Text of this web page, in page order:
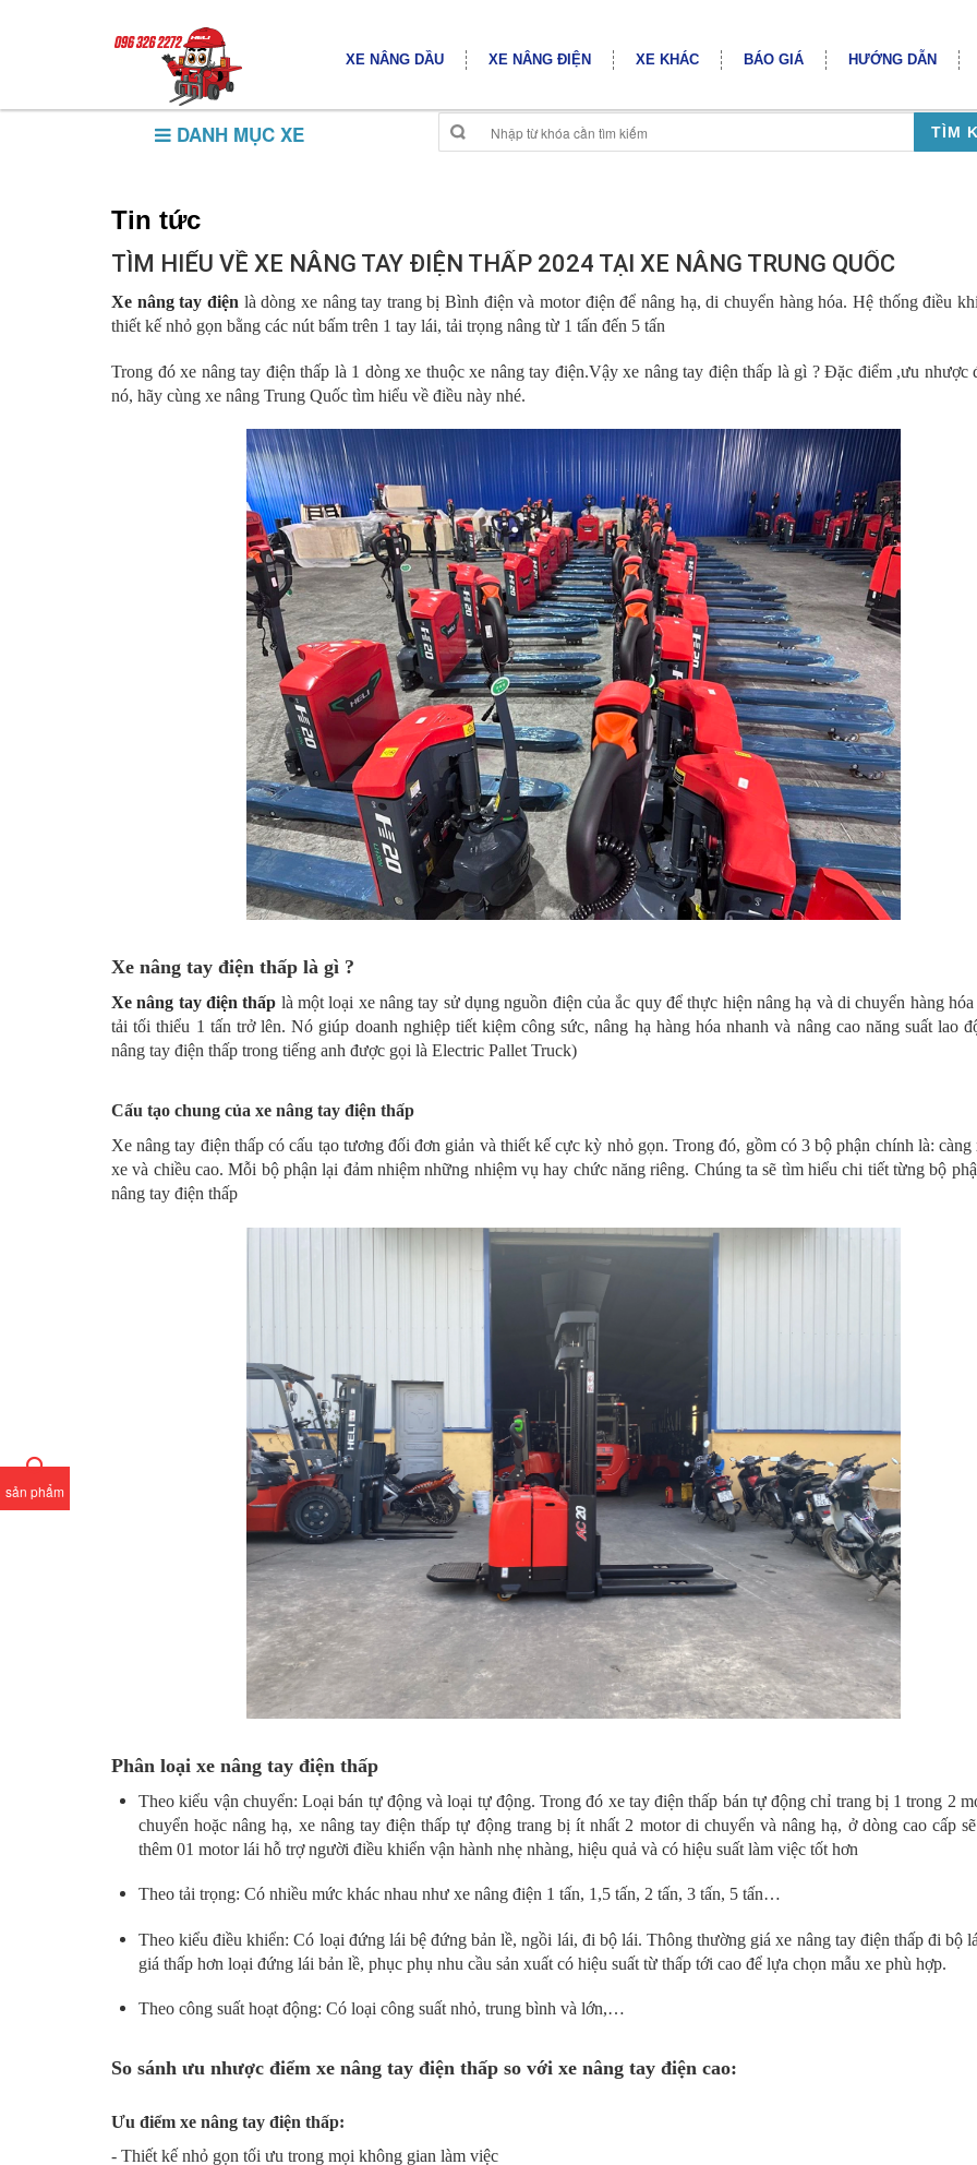
XE NÂNG DẦU XE NÂNG ĐIỆN XE KHÁC BÁO GIÁ HƯỚNG DẪN
DANH MỤC XE TÌM
sản phẩm
Tin tức
TÌM HIỂU VỀ XE NÂNG TAY ĐIỆN THẤP 2024 TẠI XE NÂNG TRUNG QUỐC
Xe nâng tay điện là dòng xe nâng tay trang bị Bình điện và motor điện để nâng hạ, di chuyển hàng hóa. Hệ thống điều
thiết kế nhỏ gọn bằng các nút bấm trên 1 tay lái, tải trọng nâng từ 1 tấn đến 5 tấn
Trong đó xe nâng tay điện thấp là 1 dòng xe thuộc xe nâng tay điện.Vậy xe nâng tay điện thấp là gì ? Đặc điểm ,ưu nhược
nó, hãy cùng xe nâng Trung Quốc tìm hiểu về điều này nhé.
Xe nâng tay điện thấp là gì ?
Xe nâng tay điện thấp là một loại xe nâng tay sử dụng nguồn điện của ắc quy để thực hiện nâng hạ và di chuyển hàng
tải tối thiểu 1 tấn trở lên. Nó giúp doanh nghiệp tiết kiệm công sức, nâng hạ hàng hóa nhanh và nâng cao năng suất lao
nâng tay điện thấp trong tiếng anh được gọi là Electric Pallet Truck)
Cấu tạo chung của xe nâng tay điện thấp
Xe nâng tay điện thấp có cấu tạo tương đối đơn giản và thiết kế cực kỳ nhỏ gọn. Trong đó, gồm có 3 bộ phận chính là: càng
xe và chiều cao. Mỗi bộ phận lại đảm nhiệm những nhiệm vụ hay chức năng riêng. Chúng ta sẽ tìm hiểu chi tiết từng bộ
nâng tay điện thấp
Phân loại xe nâng tay điện thấp
Theo kiểu vận chuyển: Loại bán tự động và loại tự động. Trong đó xe tay điện thấp bán tự động chỉ trang bị 1 trong 2
chuyển hoặc nâng hạ, xe nâng tay điện thấp tự động trang bị ít nhất 2 motor di chuyển và nâng hạ, ở dòng cao cấp
thêm 01 motor lái hỗ trợ người điều khiển vận hành nhẹ nhàng, hiệu quả và có hiệu suất làm việc tốt hơn
Theo tải trọng: Có nhiều mức khác nhau như xe nâng điện 1 tấn, 1,5 tấn, 2 tấn, 3 tấn, 5 tấn…
Theo kiểu điều khiển: Có loại đứng lái bệ đứng bản lề, ngồi lái, đi bộ lái. Thông thường giá xe nâng tay điện thấp đi bộ
giá thấp hơn loại đứng lái bản lề, phục phụ nhu cầu sản xuất có hiệu suất từ thấp tới cao để lựa chọn mẫu xe phù hợp.
Theo công suất hoạt động: Có loại công suất nhỏ, trung bình và lớn,…
So sánh ưu nhược điểm xe nâng tay điện thấp so với xe nâng tay điện cao:
Ưu điểm xe nâng tay điện thấp:
- Thiết kế nhỏ gọn tối ưu trong mọi không gian làm việc